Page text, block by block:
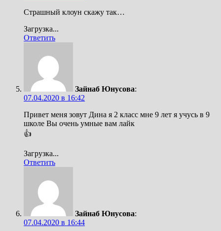
Страшный клоун скажу так…
Загрузка...
Ответить
Зайнаб Юнусова:
07.04.2020 в 16:42
Привет меня зовут Дина я 2 класс мне 9 лет я учусь в 9
школе Вы очень умные вам лайк
👍
Загрузка...
Ответить
Зайнаб Юнусова:
07.04.2020 в 16:44